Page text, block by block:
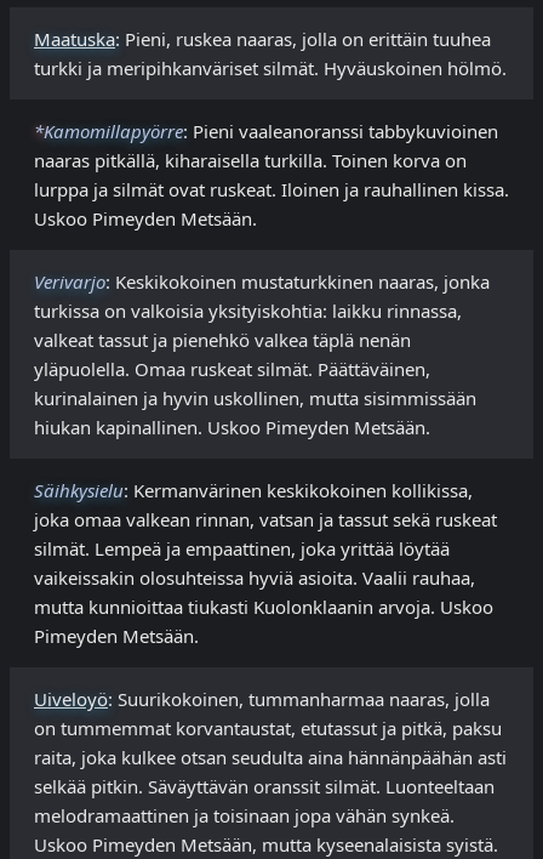
Maatuska: Pieni, ruskea naaras, jolla on erittäin tuuhea
turkki ja meripihkanväriset silmät. Hyväuskoinen hölmö.
*Kamomillapyörre: Pieni vaaleanoranssi tabbykuvioinen
naaras pitkällä, kiharaisella turkilla. Toinen korva on
lurppa ja silmät ovat ruskeat. Iloinen ja rauhallinen kissa.
Uskoo Pimeyden Metsään.
Verivarjo: Keskikokoinen mustaturkkinen naaras, jonka
turkissa on valkoisia yksityiskohtia: laikku rinnassa,
valkeat tassut ja pienehkö valkea täplä nenän
yläpuolella. Omaa ruskeat silmät. Päättäväinen,
kurinalainen ja hyvin uskollinen, mutta sisimmissään
hiukan kapinallinen. Uskoo Pimeyden Metsään.
Säihkysielu: Kermanvärinen keskikokoinen kollikissa,
joka omaa valkean rinnan, vatsan ja tassut sekä ruskeat
silmät. Lempeä ja empaattinen, joka yrittää löytää
vaikeissakin olosuhteissa hyviä asioita. Vaalii rauhaa,
mutta kunnioittaa tiukasti Kuolonklaanin arvoja. Uskoo
Pimeyden Metsään.
Uiveloyö: Suurikokoinen, tummanharmaa naaras, jolla
on tummemmat korvantaustat, etutassut ja pitkä, paksu
raita, joka kulkee otsan seudulta aina hännänpäähän asti
selkää pitkin. Säväyttävän oranssit silmät. Luonteeltaan
melodramaattinen ja toisinaan jopa vähän synkeä.
Uskoo Pimeyden Metsään, mutta kyseenalaisista syistä.